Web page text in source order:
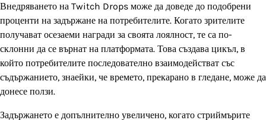
Внедряването на Twitch Drops може да доведе до подобрени
проценти на задържане на потребителите. Когато зрителите
получават осезаеми награди за своята лоялност, те са по-
склонни да се върнат на платформата. Това създава цикъл, в
който потребителите последователно взаимодействат със
съдържанието, знаейки, че времето, прекарано в гледане, може да
донесе ползи.
Задържането е допълнително увеличено, когато стриймърите